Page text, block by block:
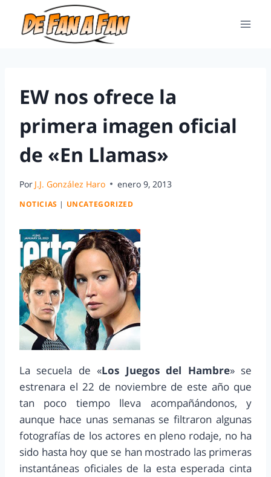
EW nos ofrece la
primera imagen oficial
de «En Llamas»
Por J.J. González Haro enero 9, 2013
NOTICIAS | UNCATEGORIZED
La secuela de «Los Juegos del Hambre» se
estrenara el 22 de noviembre de este año que
tan poco tiempo lleva acompañándonos, y
aunque hace unas semanas se filtraron algunas
fotografías de los actores en pleno rodaje, no ha
sido hasta hoy que se han mostrado las primeras
instantáneas oficiales de la esta esperada cinta